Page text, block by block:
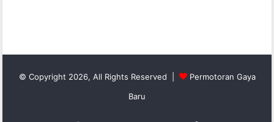
© Copyright 2026, All Rights Reserved |
Permotoran Gaya
Baru